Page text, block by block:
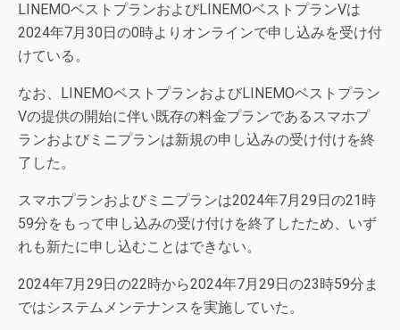
LINEMOベストプランおよびLINEMOベストプランVは
2024年7月30日の0時よりオンラインで申し込みを受け付
けている。
なお、LINEMOベストプランおよびLINEMOベストプラン
Vの提供の開始に伴い既存の料金プランであるスマホプ
ランおよびミニプランは新規の申し込みの受け付けを終
了した。
スマホプランおよびミニプランは2024年7月29日の21時
59分をもって申し込みの受け付けを終了したため、いず
れも新たに申し込むことはできない。
2024年7月29日の22時から2024年7月29日の23時59分ま
ではシステムメンテナンスを実施していた。